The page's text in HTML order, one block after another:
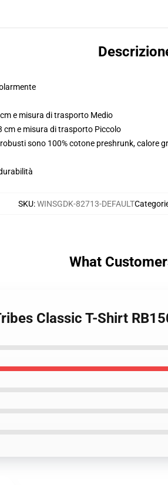
e misura di trasporto Medio
cm e misura di trasporto Piccolo
sono 100% cotone preshrunk, calore
SKU:WINSGDK-82713-DEFAULT
What
Classic T-Shirt